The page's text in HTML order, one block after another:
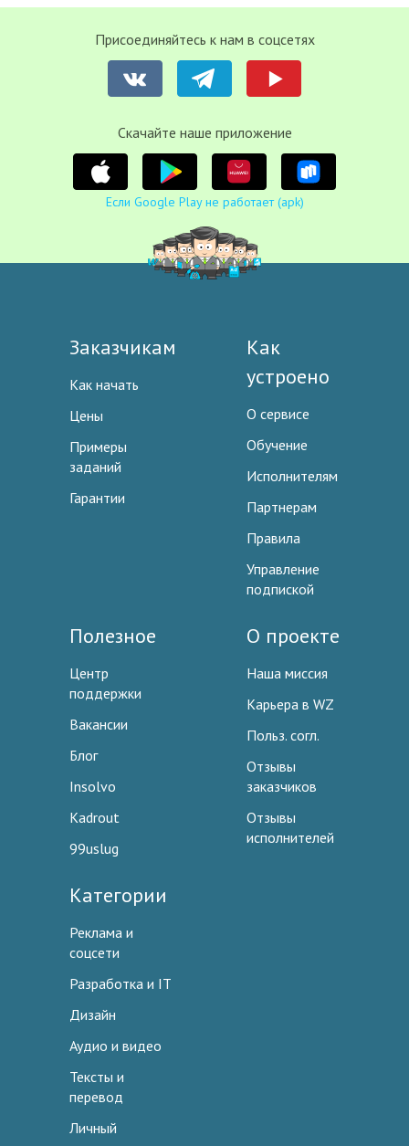
Присоединяйтесь к нам в соцсетях
Cкачайте наше приложение
Если Google Play не работает (apk)
Заказчикам
Как начать
Цены
Примеры
заданий
Гарантии
Как
устроено
О сервисе
Обучение
Исполнителям
Партнерам
Правила
Управление
подпиской
Полезное
Центр
поддержки
Вакансии
Блог
Insolvo
Kadrout
99uslug
О проекте
Наша миссия
Карьера в WZ
Польз. согл.
Отзывы
заказчиков
Отзывы
исполнителей
Категории
Реклама и
соцсети
Разработка и IT
Дизайн
Аудио и видео
Тексты и
перевод
Личный